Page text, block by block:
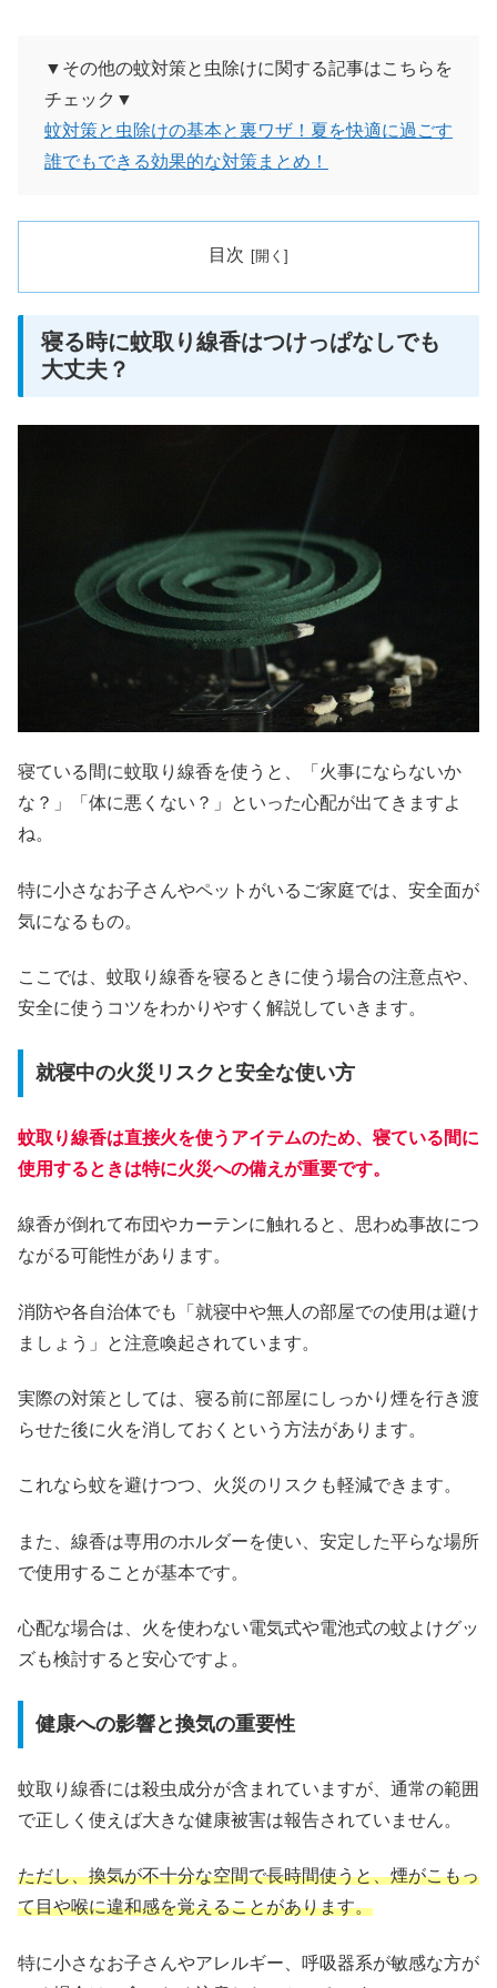
▼その他の蚊対策と虫除けに関する記事はこちらを
チェック▼
蚊対策と虫除けの基本と裏ワザ！夏を快適に過ごす
誰でもできる効果的な対策まとめ！
目次
寝る時に蚊取り線香はつけっぱなしでも
大丈夫？
寝ている間に蚊取り線香を使うと、「火事にならないか
な？」「体に悪くない？」といった心配が出てきますよ
ね。
特に小さなお子さんやペットがいるご家庭では、安全面が
気になるもの。
ここでは、蚊取り線香を寝るときに使う場合の注意点や、
安全に使うコツをわかりやすく解説していきます。
就寝中の火災リスクと安全な使い方
蚊取り線香は直接火を使うアイテムのため、寝ている間に
使用するときは特に火災への備えが重要です。
線香が倒れて布団やカーテンに触れると、思わぬ事故につ
ながる可能性があります。
消防や各自治体でも「就寝中や無人の部屋での使用は避け
ましょう」と注意喚起されています。
実際の対策としては、寝る前に部屋にしっかり煙を行き渡
らせた後に火を消しておくという方法があります。
これなら蚊を避けつつ、火災のリスクも軽減できます。
また、線香は専用のホルダーを使い、安定した平らな場所
で使用することが基本です。
心配な場合は、火を使わない電気式や電池式の蚊よけグッ
ズも検討すると安心ですよ。
健康への影響と換気の重要性
蚊取り線香には殺虫成分が含まれていますが、通常の範囲
で正しく使えば大きな健康被害は報告されていません。
ただし、換気が不十分な空間で長時間使うと、煙がこもっ
て目や喉に違和感を覚えることがあります。
特に小さなお子さんやアレルギー、呼吸器系が敏感な方が